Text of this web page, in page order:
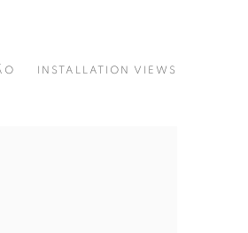
INSTALLATION VIEWS